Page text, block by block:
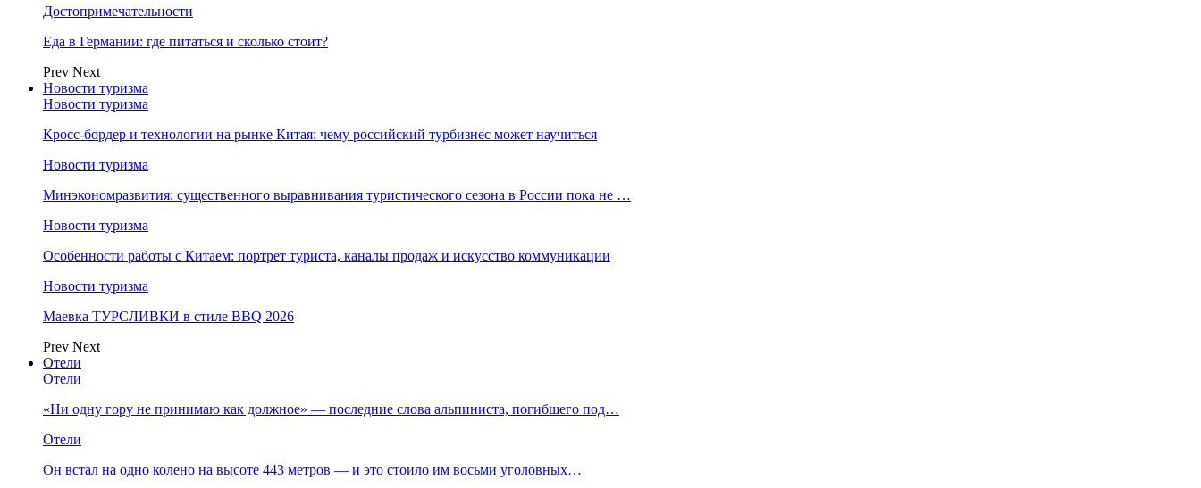
Достопримечательности
Еда в Германии: где питаться и сколько стоит?
Prev Next
Новости туризма
Новости туризма
Кросс-бордер и технологии на рынке Китая: чему российский турбизнес может научиться
Новости туризма
Минэкономразвития: существенного выравнивания туристического сезона в России пока не …
Новости туризма
Особенности работы с Китаем: портрет туриста, каналы продаж и искусство коммуникации
Новости туризма
Маевка ТУРСЛИВКИ в стиле BBQ 2026
Prev Next
Отели
Отели
«Ни одну гору не принимаю как должное» — последние слова альпиниста, погибшего под…
Отели
Он встал на одно колено на высоте 443 метров — и это стоило им восьми уголовных…